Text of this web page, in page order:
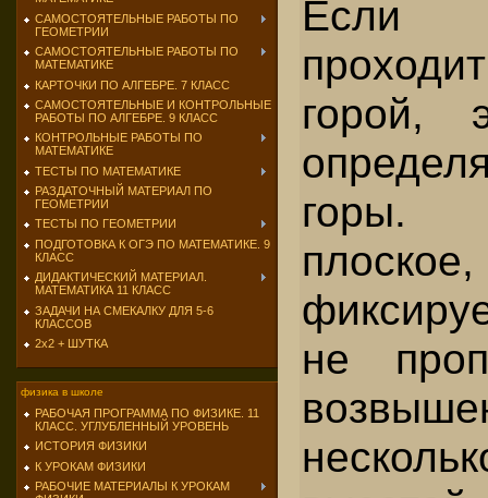
САМОСТОЯТЕЛЬНЫЕ РАБОТЫ ПО
ГЕОМЕТРИИ
САМОСТОЯТЕЛЬНЫЕ РАБОТЫ ПО
МАТЕМАТИКЕ
КАРТОЧКИ ПО АЛГЕБРЕ. 7 КЛАСС
САМОСТОЯТЕЛЬНЫЕ И КОНТРОЛЬНЫЕ
РАБОТЫ ПО АЛГЕБРЕ. 9 КЛАСС
КОНТРОЛЬНЫЕ РАБОТЫ ПО
МАТЕМАТИКЕ
ТЕСТЫ ПО МАТЕМАТИКЕ
РАЗДАТОЧНЫЙ МАТЕРИАЛ ПО
ГЕОМЕТРИИ
ТЕСТЫ ПО ГЕОМЕТРИИ
ПОДГОТОВКА К ОГЭ ПО МАТЕМАТИКЕ. 9
КЛАСС
ДИДАКТИЧЕСКИЙ МАТЕРИАЛ.
МАТЕМАТИКА 11 КЛАСС
ЗАДАЧИ НА СМЕКАЛКУ ДЛЯ 5-6
КЛАССОВ
2х2 + ШУТКА
физика в школе
РАБОЧАЯ ПРОГРАММА ПО ФИЗИКЕ. 11
КЛАСС. УГЛУБЛЕННЫЙ УРОВЕНЬ
ИСТОРИЯ ФИЗИКИ
К УРОКАМ ФИЗИКИ
РАБОЧИЕ МАТЕРИАЛЫ К УРОКАМ
Если
горой,
горы.
не